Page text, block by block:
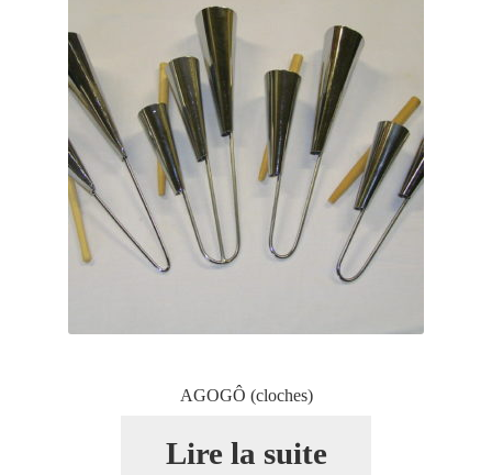
Contact
Mon compte
Page d’exemple
Validation de la commande
AGOGÔ (cloches)
Lire la suite